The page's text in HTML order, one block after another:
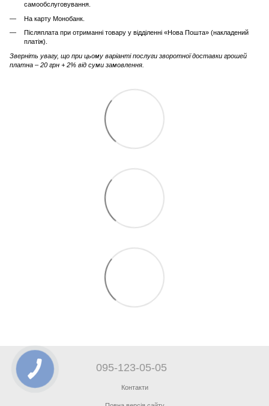
самообслуговування.
На карту Монобанк.
Післяплата при отриманні товару у відділенні «Нова Пошта» (накладений
платіж).
Зверніть увагу, що при цьому варіанті послуги зворотної доставки грошей
платна – 20 грн + 2% від суми замовлення.
095-123-05-05
Контакти